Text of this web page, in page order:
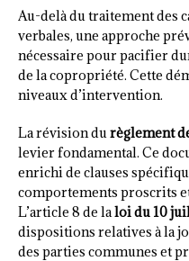
Au-delà du traitement des
verbales, une approche
nécessaire pour pacifier
de la copropriété. Cette
niveaux d’intervention.
La révision durèglement
levier fondamental. Ce
enrichi de clauses
comportements proscrits
L’article 8 de laloi du 10
dispositions relatives à la
des parties communes et